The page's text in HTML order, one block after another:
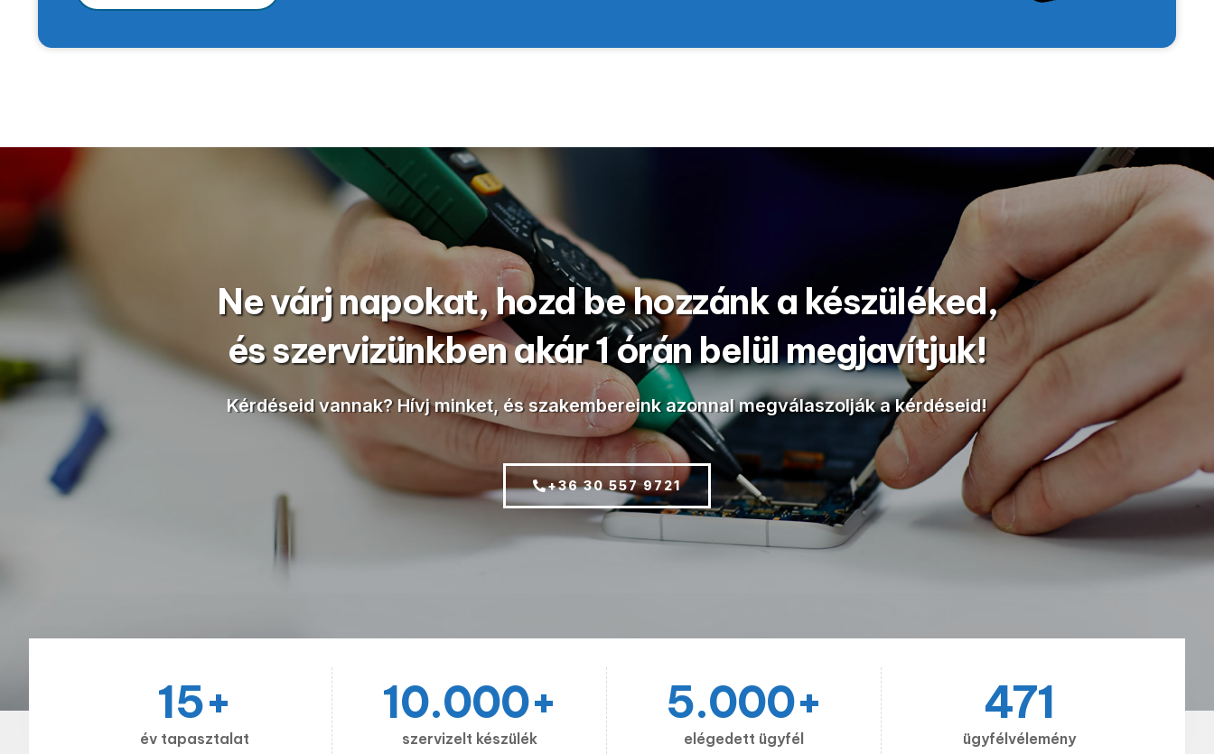
Ne várj napokat, hozd be hozzánk a készüléked,
és szervizünkben akár 1 órán belül megjavítjuk!
Kérdéseid vannak? Hívj minket, és szakembereink azonnal megválaszolják a kérdéseid!
+36 30 557 9721
év tapasztalat
15+
szervizelt készülék
10.000+
elégedett ügyfél
5.000+
ügyfélvélemény
471